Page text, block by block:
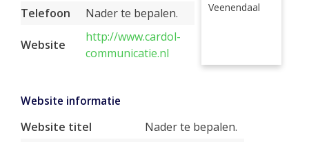
Telefoon
Nader te bepalen.
Website
http://www.cardol-
communicatie.nl
Veenendaal
Website informatie
Website titel
Nader te bepalen.